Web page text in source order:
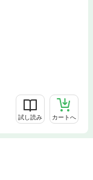
試し読み カートへ